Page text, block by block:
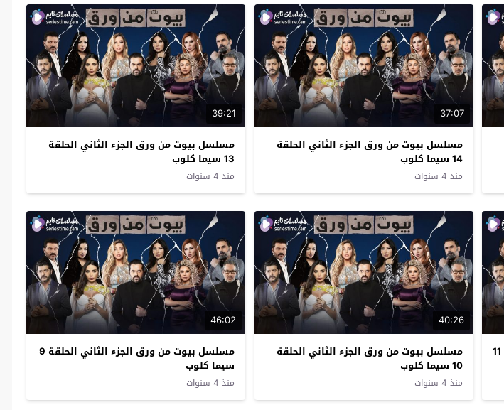
37:07
مسلسل بيوت من ورق الجزء الثاني الحلقة
14 سيما كلوب
منذ 4 سنوات
39:21
مسلسل بيوت من ورق الجزء الثاني الحلقة
13 سيما كلوب
منذ 4 سنوات
مسلسل بيوت من ورق الجزء الثاني الحلقة 11
40:26
مسلسل بيوت من ورق الجزء الثاني الحلقة
10 سيما كلوب
منذ 4 سنوات
46:02
مسلسل بيوت من ورق الجزء الثاني الحلقة 9
سيما كلوب
منذ 4 سنوات